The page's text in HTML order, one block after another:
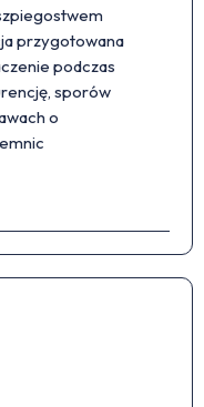
przygotowana
podczas
sporów
o